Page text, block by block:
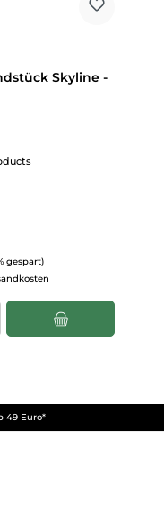
Skyline -
gespart)
Wert ein oder benutze die
49 Euro*